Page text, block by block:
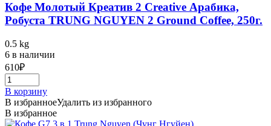
Кофе Молотый Креатив 2 Creative Арабика,
Робуста TRUNG NGUYEN 2 Ground Coffee, 250г.
0.5 kg
6 в наличии
610₽
В корзину
В избранноеУдалить из избранного
В избранное